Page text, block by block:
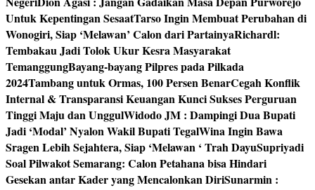
Untuk Kepentingan SesaatTarso Ingin Membuat Perubahan di
Wonogiri, Siap ‘Melawan’ Calon dari PartainyaRichardl:
Tembakau Jadi Tolok Ukur Kesra Masyarakat
TemanggungBayang-bayang Pilpres pada Pilkada
2024Tambang untuk Ormas, 100 Persen BenarCegah Konflik
Internal & Transparansi Keuangan Kunci Sukses Perguruan
Tinggi Maju dan UnggulWidodo JM : Dampingi Dua Bupati
Jadi ‘Modal’ Nyalon Wakil Bupati TegalWina Ingin Bawa
Sragen Lebih Sejahtera, Siap ‘Melawan ‘ Trah DayuSupriyadi
Soal Pilwakot Semarang: Calon Petahana bisa Hindari
Gesekan antar Kader yang Mencalonkan DiriSunarmin :